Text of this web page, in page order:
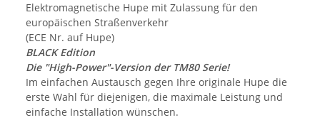
Elektromagnetische Hupe mit Zulassung für den
europäischen Straßenverkehr
(ECE Nr. auf Hupe)
BLACK Edition
Die "High-Power"-Version der TM80 Serie!
Im einfachen Austausch gegen Ihre originale Hupe die
erste Wahl für diejenigen, die maximale Leistung und
einfache Installation wünschen.